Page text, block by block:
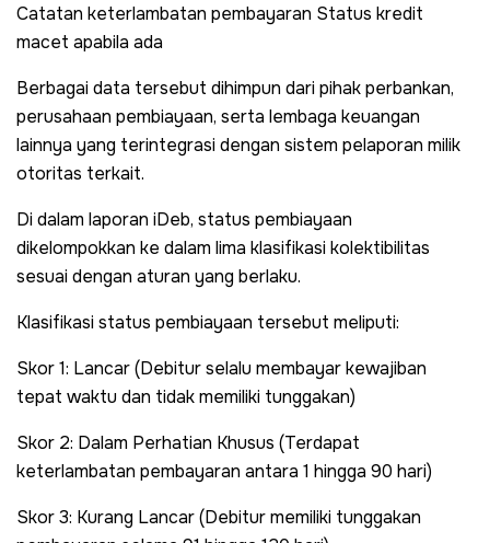
Catatan keterlambatan pembayaran Status kredit
macet apabila ada
Berbagai data tersebut dihimpun dari pihak perbankan,
perusahaan pembiayaan, serta lembaga keuangan
lainnya yang terintegrasi dengan sistem pelaporan milik
otoritas terkait.
Di dalam laporan iDeb, status pembiayaan
dikelompokkan ke dalam lima klasifikasi kolektibilitas
sesuai dengan aturan yang berlaku.
Klasifikasi status pembiayaan tersebut meliputi:
Skor 1: Lancar (Debitur selalu membayar kewajiban
tepat waktu dan tidak memiliki tunggakan)
Skor 2: Dalam Perhatian Khusus (Terdapat
keterlambatan pembayaran antara 1 hingga 90 hari)
Skor 3: Kurang Lancar (Debitur memiliki tunggakan